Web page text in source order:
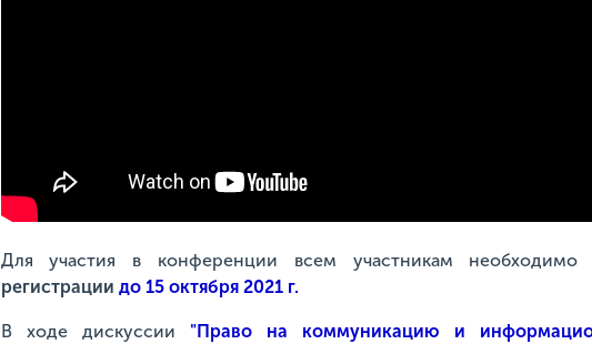
Для участия в конференции всем участникам
регистрации до 15 октября 2021 г.
В ходе дискуссии "Право на коммуникацию и